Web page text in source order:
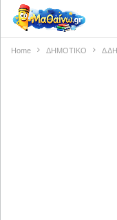
Home ΔΗΜΟΤΙΚΟ Δ